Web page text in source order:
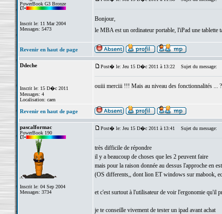
PowerBook G3 Bronze
Inscrit le: 11 Mar 2004
Messages: 5473
Bonjour,
le MBA est un ordinateur portable, l'iPad une tablette
Revenir en haut de page
Ddeche
Inscrit le: 15 D�c 2011
Messages: 4
Localisation: caen
Post� le: Jeu 15 D�c 2011 à 13:22 Sujet du message:
ouiii merciii !!! Mais au niveau des fonctionnalités ...
Revenir en haut de page
pascalformac
PowerBook 190
Inscrit le: 04 Sep 2004
Messages: 3734
Post� le: Jeu 15 D�c 2011 à 13:41 Sujet du message:
très difficile de répondre
il y a beaucoup de choses que les 2 peuvent faire
mais pour la raison donnée au dessus l'approche en
(OS differents,, dont lion ET windows sur mabook,
et c'est surtout à l'utilisateur de voir l'ergonomie qu'il
je te conseille vivement de tester un ipad avant achat